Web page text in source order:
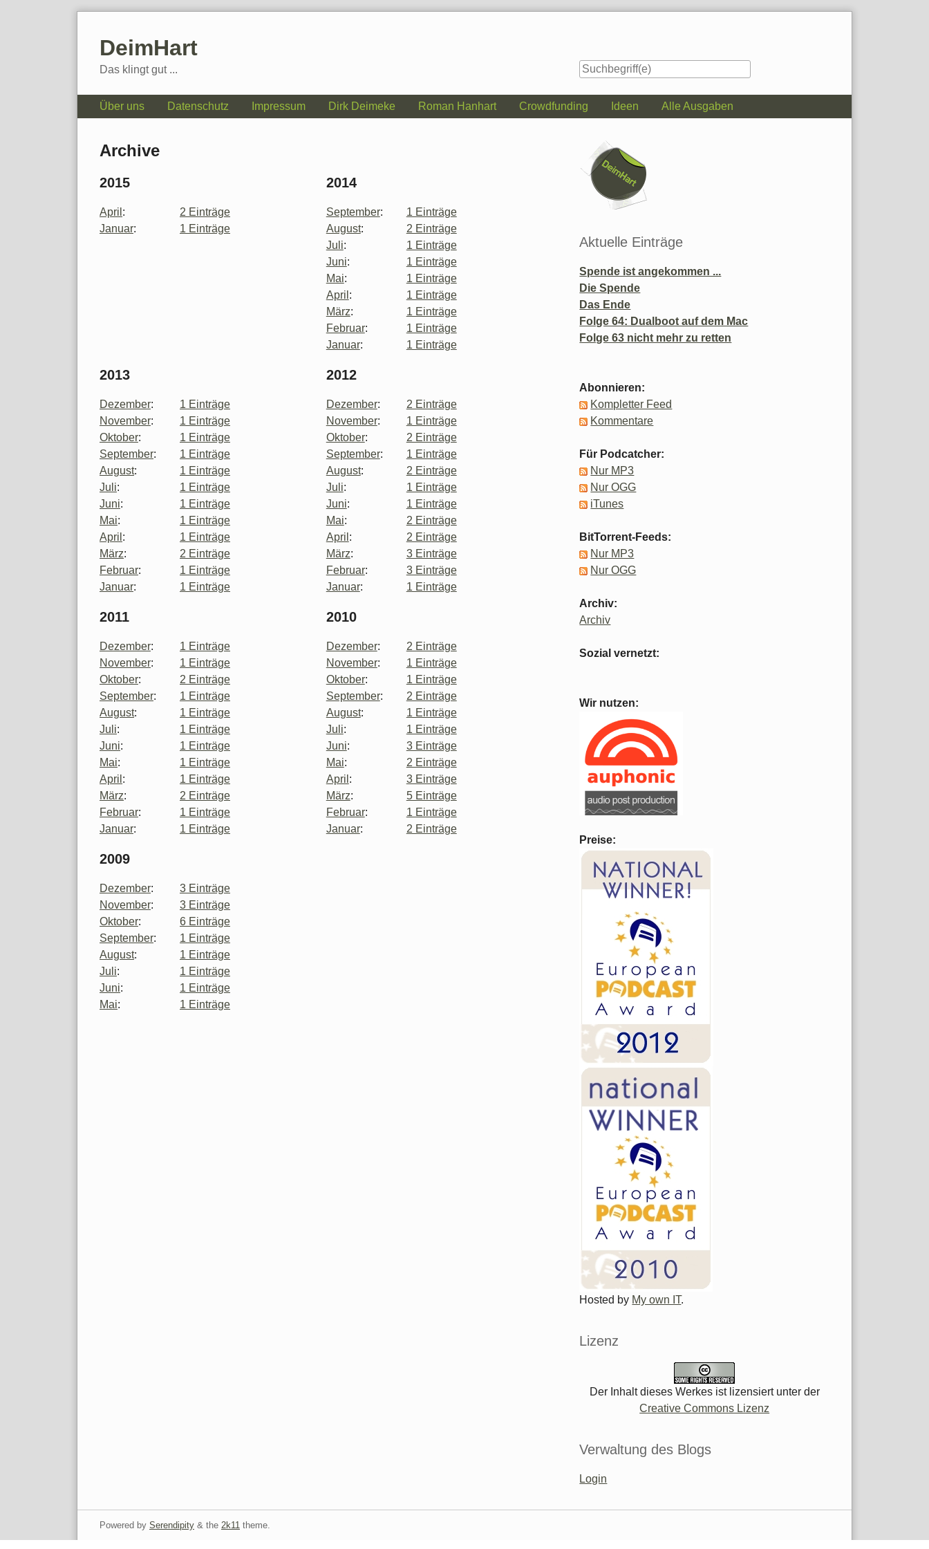
DeimHart
Das klingt gut ...
Navigation
Über uns Datenschutz Impressum Dirk Deimeke Roman Hanhart Crowdfunding Ideen Alle Ausgaben
Archive
2015
April :
2 Einträge
Januar: 1 Einträge
2014
September:
1 Einträge
August:
2 Einträge
Juli:
1 Einträge
Juni:
1 Einträge
Mai:
1 Einträge
April :
1 Einträge
März:
1 Einträge
Februar:
1 Einträge
Januar: 1 Einträge
2013
Dezember:
1 Einträge
November:
1 Einträge
Oktober:
1 Einträge
September:
1 Einträge
August:
1 Einträge
Juli:
1 Einträge
Juni:
1 Einträge
Mai:
1 Einträge
April :
1 Einträge
März:
2 Einträge
Februar:
1 Einträge
Januar: 1 Einträge
2012
Dezember:
2 Einträge
November:
1 Einträge
Oktober:
2 Einträge
September:
1 Einträge
August:
2 Einträge
Juli:
1 Einträge
Juni:
1 Einträge
Mai:
2 Einträge
April :
2 Einträge
März:
3 Einträge
Februar:
3 Einträge
Januar: 1 Einträge
2011
Dezember:
1 Einträge
November:
1 Einträge
Oktober:
2 Einträge
September:
1 Einträge
August:
1 Einträge
Juli:
1 Einträge
Juni:
1 Einträge
Mai:
1 Einträge
April :
1 Einträge
März:
2 Einträge
Februar:
1 Einträge
Januar: 1 Einträge
2010
Dezember:
2 Einträge
November:
1 Einträge
Oktober:
1 Einträge
September:
2 Einträge
August:
1 Einträge
Juli:
1 Einträge
Juni:
3 Einträge
Mai:
2 Einträge
April :
3 Einträge
März:
5 Einträge
Februar:
1 Einträge
Januar: 2 Einträge
2009
Dezember:
3 Einträge
November:
3 Einträge
Oktober:
6 Einträge
September:
1 Einträge
August:
1 Einträge
Juli:
1 Einträge
Juni:
1 Einträge
Mai: 1 Einträge
Seitenleiste
Aktuelle Einträge
Spende ist angekommen ...
Die Spende
Das Ende
Folge 64: Dualboot auf dem Mac
Folge 63 nicht mehr zu retten
Abonnieren:
Kompletter Feed
Kommentare
Für Podcatcher:
Nur MP3
Nur OGG
iTunes
BitTorrent-Feeds:
Nur MP3
Nur OGG
Archiv:
Archiv
Sozial vernetzt:
Wir nutzen:
Preise:
Hosted by My own IT.
Lizenz
Der Inhalt dieses Werkes ist lizensiert unter der
Creative Commons Lizenz
Verwaltung des Blogs
Login
Powered by Serendipity& the 2k11theme.